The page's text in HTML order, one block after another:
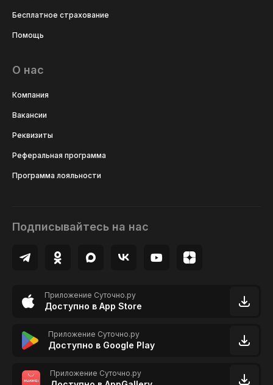
Бесплатное страхование
Помощь
О нас
Компания
Вакансии
Реквизиты
Реферальная программа
Программа лояльности
Подписывайтесь на нас
Приложение Суточно.ру
Доступно в App Store
Приложение Суточно.ру
Доступно в Google Play
Приложение Суточно.ру